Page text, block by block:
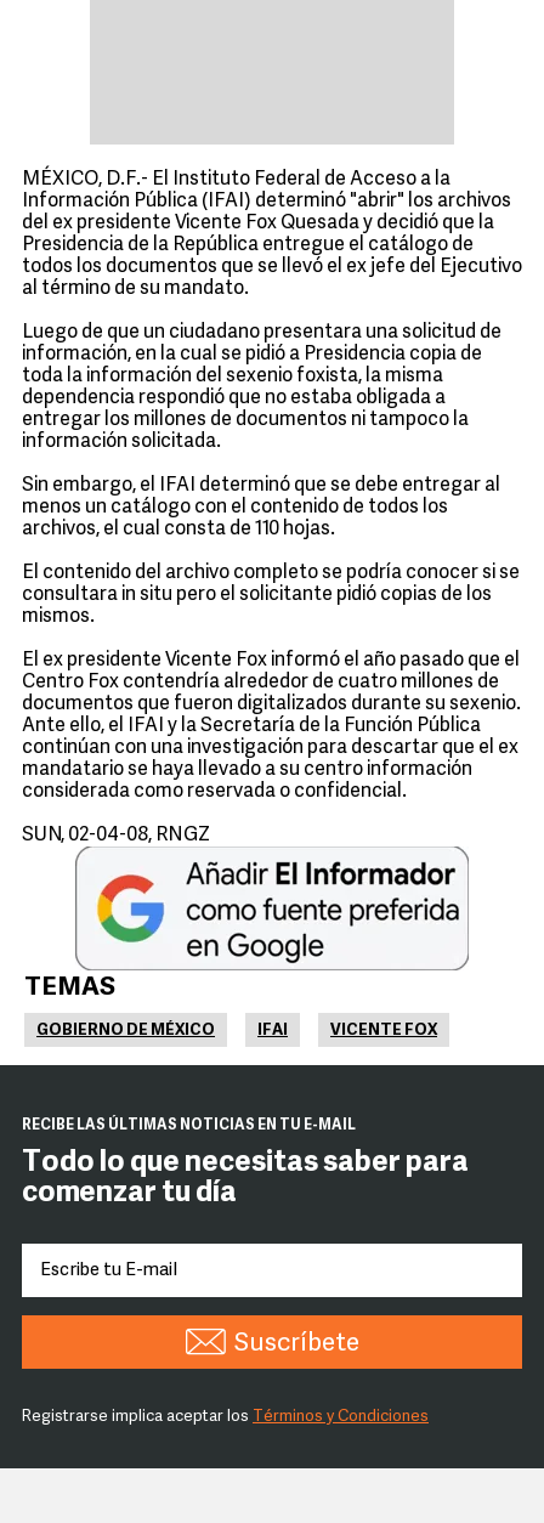
MÉXICO, D.F.- El Instituto Federal de Acceso a la
Información Pública (IFAI) determinó "abrir" los archivos
del ex presidente Vicente Fox Quesada y decidió que la
Presidencia de la República entregue el catálogo de
todos los documentos que se llevó el ex jefe del Ejecutivo
al término de su mandato.
Luego de que un ciudadano presentara una solicitud de
información, en la cual se pidió a Presidencia copia de
toda la información del sexenio foxista, la misma
dependencia respondió que no estaba obligada a
entregar los millones de documentos ni tampoco la
información solicitada.
Sin embargo, el IFAI determinó que se debe entregar al
menos un catálogo con el contenido de todos los
archivos, el cual consta de 110 hojas.
El contenido del archivo completo se podría conocer si se
consultara in situ pero el solicitante pidió copias de los
mismos.
El ex presidente Vicente Fox informó el año pasado que el
Centro Fox contendría alrededor de cuatro millones de
documentos que fueron digitalizados durante su sexenio.
Ante ello, el IFAI y la Secretaría de la Función Pública
continúan con una investigación para descartar que el ex
mandatario se haya llevado a su centro información
considerada como reservada o confidencial.
SUN, 02-04-08, RNGZ
TEMAS
GOBIERNO DE MÉXICO IFAI VICENTE FOX
RECIBE LAS ÚLTIMAS NOTICIAS EN TU E-MAIL
Todo lo que necesitas saber para
comenzar tu día
Suscríbete
Registrarse implica aceptar los Términos y Condiciones